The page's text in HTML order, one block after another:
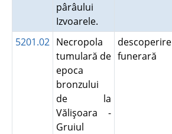
pârâului
Izvoarele.
5201.02 Necropola
tumulară de
epoca
bronzului
de la
Vălişoara -
Gruiul
descoperire
funerară